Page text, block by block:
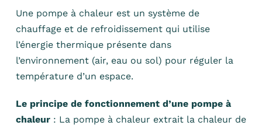
Une pompe à chaleur est un système de
chauffage et de refroidissement qui utilise
l’énergie thermique présente dans
l’environnement (air, eau ou sol) pour réguler la
température d’un espace.
Le principe de fonctionnement d’une pompe à
chaleur : La pompe à chaleur extrait la chaleur de